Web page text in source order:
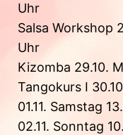
Uhr
Salsa Workshop
Uhr
Kizomba 29.10.
Tangokurs I
01.11. Samstag
02.11. Sonntag